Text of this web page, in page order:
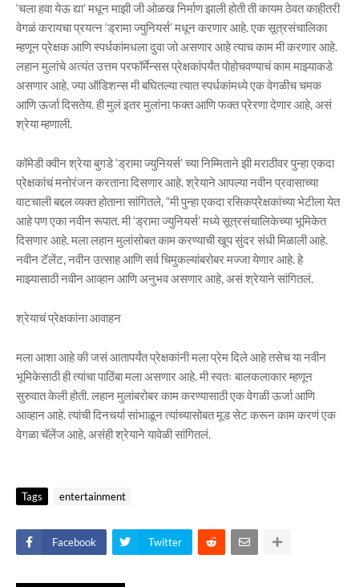
‘चला हवा येऊ द्या’ मधून माझी जी ओळख निर्माण झाली होती ती कायम ठेवत काहीतरी
वेगळं करायचा प्रयत्न ‘ड्रामा ज्युनियर्स’ मधून करणार आहे. एक सूत्रसंचालिका
म्हणून प्रेक्षक आणि स्पर्धकांमधला दुवा जो असणार आहे त्याच काम मी करणार आहे.
लहान मुलांचे अत्यंत उत्तम परफॉर्मेन्सस प्रेक्षकांपर्यंत पोहोचवण्याचं काम माझ्याकडे
असणार आहे. ज्या ऑडिशन्स मी बघितल्या त्यात स्पर्धकांमध्ये एक वेगळीच चमक
आणि ऊर्जा दिसतेय. ही मुलं इतर मुलांना फक्त आणि फक्त प्रेरणा देणार आहे, असं
श्रेया म्हणाली.
कॉमेडी क्वीन श्रेया बुगडे ‘ड्रामा ज्युनियर्स’ च्या निम्मिताने झी मराठीवर पुन्हा एकदा
प्रेक्षकांचं मनोरंजन करताना दिसणार आहे. श्रेयाने आपल्या नवीन प्रवासाच्या
वाटचाली बद्दल व्यक्त होताना सांगितले, “मी पुन्हा एकदा रसिकप्रेक्षकांच्या भेटीला येत
आहे पण एका नवीन रूपात. मी ‘ड्रामा ज्युनियर्स’ मध्ये सूत्रसंचालिकेच्या भूमिकेत
दिसणार आहे. मला लहान मुलांसोबत काम करण्याची खूप सुंदर संधी मिळाली आहे.
नवीन टॅलेंट, नवीन उत्साह आणि सर्व चिमुकल्यांबरोबर मज्जा येणार आहे. हे
माझ्यासाठी नवीन आव्हान आणि अनुभव असणार आहे, असं श्रेयाने सांगितलं.
श्रेयाचं प्रेक्षकांना आवाहन
मला आशा आहे की जसं आतापर्यंत प्रेक्षकांनी मला प्रेम दिले आहे तसेच या नवीन
भूमिकेसाठी ही त्यांचा पाठिंबा मला असणार आहे. मी स्वतः बालकलाकार म्हणून
सुरुवात केली होती. लहान मुलांबरोबर काम करण्यासाठी एक वेगळी ऊर्जा आणि
आव्हान आहे. त्यांची दिनचर्या सांभाळून त्यांच्यासोबत मूड सेट करून काम करणं एक
वेगळा चॅलेंज आहे, असंही श्रेयाने यावेळी सांगितलं.
Tags entertainment
Facebook Twitter